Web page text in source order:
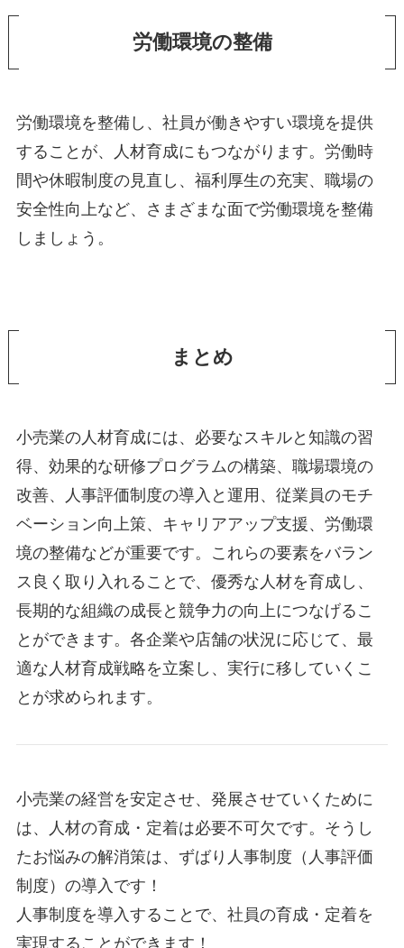
労働環境の整備
労働環境を整備し、社員が働きやすい環境を提供
することが、人材育成にもつながります。労働時
間や休暇制度の見直し、福利厚生の充実、職場の
安全性向上など、さまざまな面で労働環境を整備
しましょう。
まとめ
小売業の人材育成には、必要なスキルと知識の習
得、効果的な研修プログラムの構築、職場環境の
改善、人事評価制度の導入と運用、従業員のモチ
ベーション向上策、キャリアアップ支援、労働環
境の整備などが重要です。これらの要素をバラン
ス良く取り入れることで、優秀な人材を育成し、
長期的な組織の成長と競争力の向上につなげるこ
とができます。各企業や店舗の状況に応じて、最
適な人材育成戦略を立案し、実行に移していくこ
とが求められます。
小売業の経営を安定させ、発展させていくために
は、人材の育成・定着は必要不可欠です。そうし
たお悩みの解消策は、ずばり人事制度（人事評価
制度）の導入です！
人事制度を導入することで、社員の育成・定着を
実現することができます！